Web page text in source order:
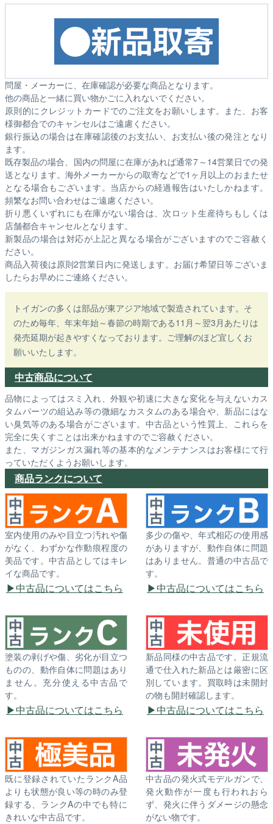
問屋・メーカーに、在庫確認が必要な商品となります。
他の商品と一緒に買い物かごに入れないでください。
原則的にクレジットカードでのご注文をお願いします。また、お客
様御都合でのキャンセルはご遠慮ください。
銀行振込の場合は在庫確認後のお支払い、お支払い後の発注となり
ます。
既存製品の場合、国内の問屋に在庫があれば通常7～14営業日での発
送となります。海外メーカーからの取寄などで1ヶ月以上のおまたせ
となる場合もございます。 当店からの経過報告はいたしかねます。
頻繁なお問い合わせはご遠慮ください。
折り悪くいずれにも在庫がない場合は、次ロット生産待ちもしくは
店舗都合キャンセルとなります。
新製品の場合は対応が上記と異なる場合がございますのでご容赦く
ださい。
商品入荷後は原則2営業日内に発送します。お届け希望日等ございま
したらお早めにご連絡ください。
トイガンの多くは部品が東アジア地域で製造されています。そ
のため毎年、年末年始～春節の時期である11月～翌3月あたりは
発売延期が起きやすくなっております。ご理解のほど宜しくお
願いいたします。
中古商品について
品物によってはスミ入れ、外観や初速に大きな変化を与えないカス
タムパーツの組込み等の微細なカスタムのある場合や、新品にはな
い臭気等のある場合がございます。中古品という性質上、これらを
完全に失くすことは出来かねますのでご容赦ください。
また、マガジンガス漏れ等の基本的なメンテナンスはお客様にて行
っていただくようお願いします。
商品ランクについて
室内使用のみや目立つ汚れや傷
がなく、わずかな作動痕程度の
美品です。中古品としてはキレ
イな商品です。
中古品についてはこちら
多少の傷や、年式相応の使用感
がありますが、動作自体に問題
はありません。普通の中古品で
す。
中古品についてはこちら
塗装の剥げや傷、劣化が目立つ
ものの、動作自体に問題はあり
ません。充分使える中古品で
す。
中古品についてはこちら
新品同様の中古品です。正規流
通で仕入れた新品とは厳密に区
別しています。買取時は未開封
の物も開封確認します。
中古品についてはこちら
既に登録されていたランクA品
よりも状態が良い等の時のみ登
録する、ランクAの中でも特に
きれいな中古品です。
中古品の発火式モデルガンで、
発火動作が一度も行われおら
ず、発火に伴うダメージの懸念
がない物です。